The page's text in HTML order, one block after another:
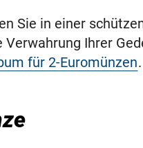
Sie in einer
Ihrer
für 2-Euromünzen.